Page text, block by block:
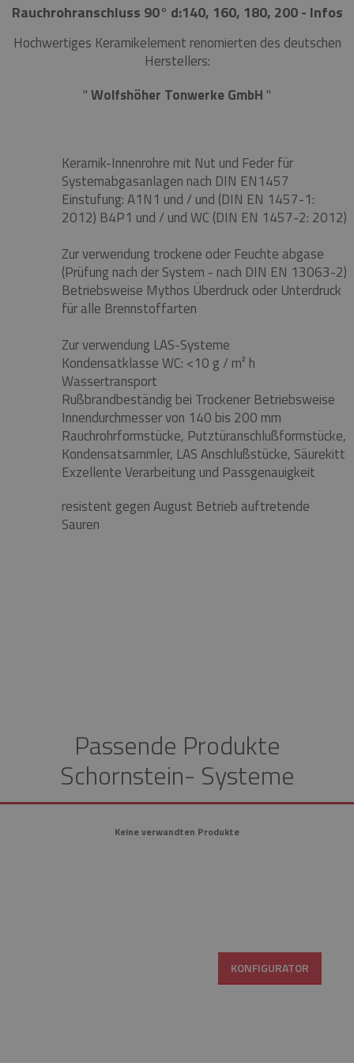
Rauchrohranschluss 90° d:140, 160, 180, 200 - Infos
Hochwertiges Keramikelement renomierten des deutschen
Herstellers:
"Wolfshöher Tonwerke GmbH "
Keramik-Innenrohre mit Nut und Feder für
Systemabgasanlagen nach DIN EN1457
Einstufung:A1N1 und / und (DIN EN 1457-1:
2012) B4P1 und / und WC (DIN EN 1457-2: 2012)
Zur verwendung trockene oder Feuchte abgase
(Prüfung nach der System - nach DIN EN 13063-2)
Betriebsweise Mythos Überdruck oder Unterdruck
für alle Brennstoffarten
Zur verwendung LAS-Systeme
Kondensatklasse WC: <10 g / m² h
Wassertransport
Rußbrandbeständig bei Trockener Betriebsweise
Innendurchmesser von 140 bis 200 mm
Rauchrohrformstücke, Putztüranschlußformstücke,
Kondensatsammler, LAS Anschlußstücke, Säurekitt
Exzellente Verarbeitung und Passgenauigkeit
resistent gegen August Betrieb auftretende
Sauren
Passende Produkte
Schornstein- Systeme
Keine verwandten Produkte
KONFIGURATOR